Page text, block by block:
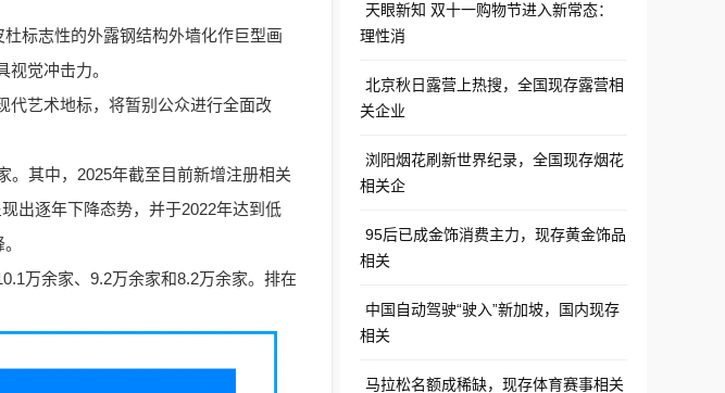
标志性的外露钢结构外墙化作巨型画
觉冲击力。
代艺术地标，将暂别公众进行全面改
。其中，2025年截至目前新增注册相关
出逐年下降态势，并于2022年达到低
万余家、9.2万余家和8.2万余家。排在
天眼新知 双十一购物节进入新常态：
理性消
北京秋日露营上热搜，全国现存露营相
关企业
浏阳烟花刷新世界纪录，全国现存烟花
相关企
95后已成金饰消费主力，现存黄金饰品
相关
中国自动驾驶“驶入”新加坡，国内现存
相关
马拉松名额成稀缺，现存体育赛事相关